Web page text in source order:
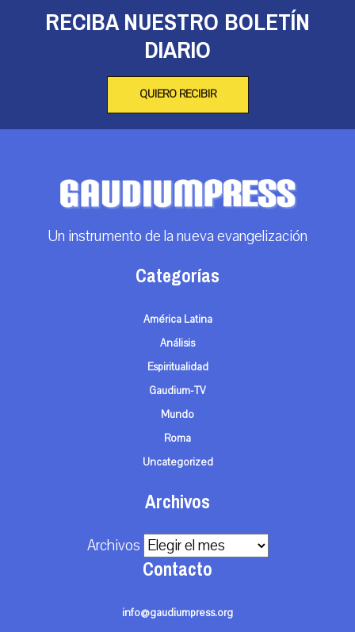
RECIBA NUESTRO BOLETÍN
DIARIO
QUIERO RECIBIR
Un instrumento de la nueva evangelización
Categorías
América Latina
Análisis
Espiritualidad
Gaudium-TV
Mundo
Roma
Uncategorized
Archivos
Archivos
Contacto
info@gaudiumpress.org